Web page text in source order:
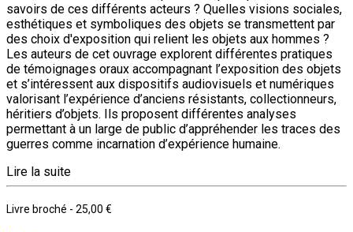
savoirs de ces différents acteurs ? Quelles visions sociales,
esthétiques et symboliques des objets se transmettent par
des choix d'exposition qui relient les objets aux hommes ?
Les auteurs de cet ouvrage explorent différentes pratiques
de témoignages oraux accompagnant l’exposition des objets
et s’intéressent aux dispositifs audiovisuels et numériques
valorisant l’expérience d’an­ciens résistants, collectionneurs,
héritiers d’objets. Ils proposent différentes analyses
permettant à un large de public d’appréhender les traces des
guerres comme incarnation d’expérience humaine.
Lire la suite
Livre broché - 25,00 €